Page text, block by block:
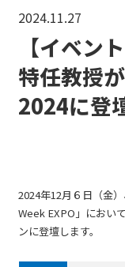
2024.11.27
【イベン
特任教授
2024に登
2024年12月６日（金
Week EXPO」において
ンに登壇します。